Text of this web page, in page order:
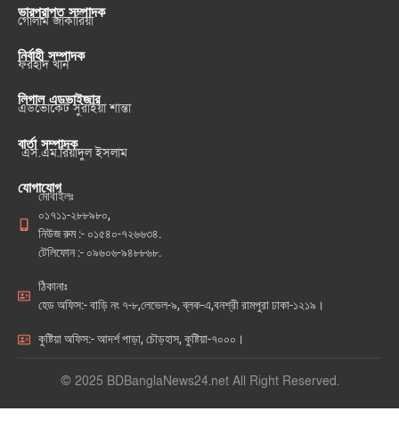
ভারপ্রাপ্ত সম্পাদক
গোলাম জাকারিয়া
নির্বাহী সম্পাদক
ফরহাদ খান
লিগাল এডভাইজার
এডভোকেট সুরাইয়া শান্তা
বার্তা সম্পাদক
এস.এম.রিয়াদুল ইসলাম
যোগাযোগ
মোবাইলঃ
০১৭১১-২৮৮৯৮০,
নিউজ রুম :- ০১৫৪০-৭২৬৬৩৪.
টেলিফোন :- ০৯৬০৬-৯৪৮৮৬৮.
ঠিকানাঃ
হেড অফিস:- বাড়ি নং ৭-৮,লেভেল-৯, ব্লক-এ,বনশ্রী রামপুরা ঢাকা-১২১৯।
কুষ্টিয়া অফিস:- আদর্শ পাড়া, চৌড়হাস, কুষ্টিয়া-৭০০০।
© 2025 BDBanglaNews24.net All Right Reserved.